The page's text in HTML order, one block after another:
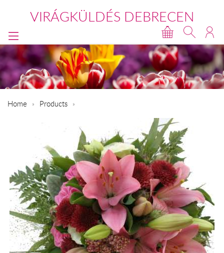
VIRÁGKÜLDÉS DEBRECEN
Home Products